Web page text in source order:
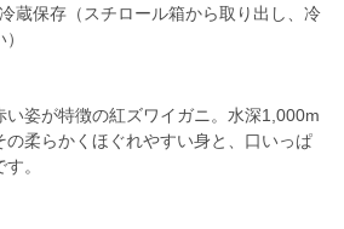
蔵保存（スチロール箱から取り出し、冷
い姿が特徴の紅ズワイガニ。水深1,000m
柔らかくほぐれやすい身と、口いっぱ
。